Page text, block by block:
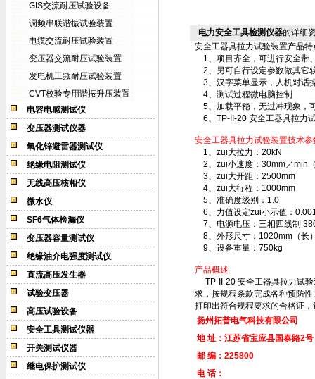
GIS交流耐压试验设备
调频串联谐振试验装置
电缆交流耐压试验装置
变压器交流耐压试验装置
发电机工频耐压试验装置
CVT校验专用谐振升压装置
电容电感测试仪
变压器测试仪器
氧化锌避雷器测试仪
绝缘电阻测试仪
无线高压核相仪
微水仪
SF6气体检漏仪
变压器容量测试仪
绝缘油介电强度测试仪
直流高压发生器
试验变压器
高压试验设备
安全工具测试仪器
开关测试仪器
继电保护测试仪
电力安全工具检测仪器的详细
安全工器具拉力试验装置产品特
1、项目齐全，可进行安全带
2、另可自行设定参数做其它
3、汉字菜单显示，人机对话
4、测试过程微电脑控制
5、加载平稳，无过冲现象，
6、TP-II-20 安全工器具拉力
安全工器具拉力试验装置技术参
1、zui大拉力：20kN
2、zui小速度：30mm／min
3、zui大开距：2500mm
4、zui大行程：1000mm
5、准确度级别：1.0
6、力值设定zui小示值：
7、电源电压：三相四线制
8、外形尺寸：1020mm（长
9、设备重量：750kg
产品概述
TP-II-20 安全工器具拉力试验
求，按规程条款完成各种预防
打印出符合规程要求的合格证
扬州拓普电气科技有限公司
地 址：江苏省宝应县国泰路2号
邮 编： 225800
电 话：